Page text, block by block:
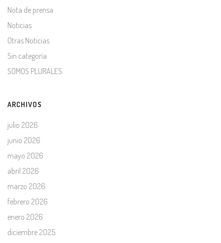
Nota de prensa
Noticias
Otras Noticias
Sin categoría
SOMOS PLURALES
ARCHIVOS
julio 2026
junio 2026
mayo 2026
abril 2026
marzo 2026
febrero 2026
enero 2026
diciembre 2025